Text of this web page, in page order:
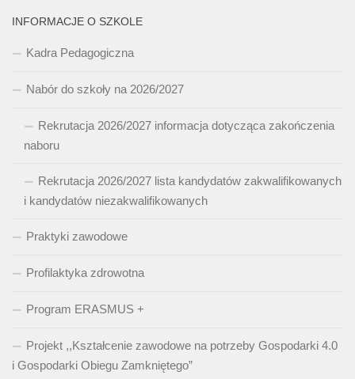
INFORMACJE O SZKOLE
Kadra Pedagogiczna
Nabór do szkoły na 2026/2027
Rekrutacja 2026/2027 informacja dotycząca zakończenia
naboru
Rekrutacja 2026/2027 lista kandydatów zakwalifikowanych
i kandydatów niezakwalifikowanych
Praktyki zawodowe
Profilaktyka zdrowotna
Program ERASMUS +
Projekt ,,Kształcenie zawodowe na potrzeby Gospodarki 4.0
i Gospodarki Obiegu Zamkniętego”